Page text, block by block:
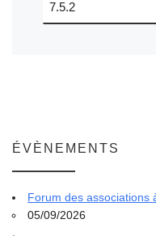
ÉVÈNEMENTS
Forum des associations
05/09/2026